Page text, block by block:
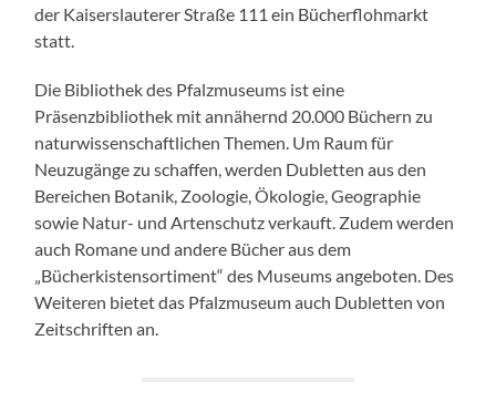
der Kaiserslauterer Straße 111 ein Bücherflohmarkt
statt.
Die Bibliothek des Pfalzmuseums ist eine
Präsenzbibliothek mit annähernd 20.000 Büchern zu
naturwissenschaftlichen Themen. Um Raum für
Neuzugänge zu schaffen, werden Dubletten aus den
Bereichen Botanik, Zoologie, Ökologie, Geographie
sowie Natur- und Artenschutz verkauft. Zudem werden
auch Romane und andere Bücher aus dem
„Bücherkistensortiment“ des Museums angeboten. Des
Weiteren bietet das Pfalzmuseum auch Dubletten von
Zeitschriften an.